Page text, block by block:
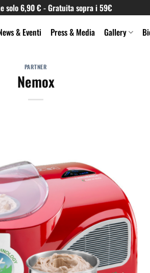
solo 6,90 € - Gratuita sopra i 59€
& Eventi Press & Media Gallery
PARTNER
Nemox